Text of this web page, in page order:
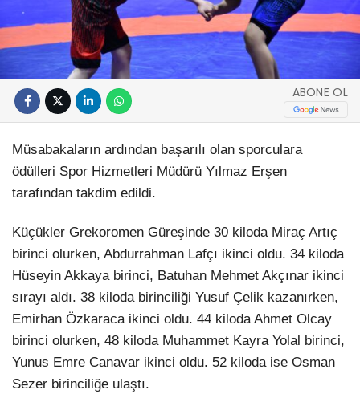
ABONE OL
Müsabakaların ardından başarılı olan sporculara
ödülleri Spor Hizmetleri Müdürü Yılmaz Erşen
tarafından takdim edildi.
Küçükler Grekoromen Güreşinde 30 kiloda Miraç Artıç
birinci olurken, Abdurrahman Lafçı ikinci oldu. 34 kiloda
Hüseyin Akkaya birinci, Batuhan Mehmet Akçınar ikinci
sırayı aldı. 38 kiloda birinciliği Yusuf Çelik kazanırken,
Emirhan Özkaraca ikinci oldu. 44 kiloda Ahmet Olcay
birinci olurken, 48 kiloda Muhammet Kayra Yolal birinci,
Yunus Emre Canavar ikinci oldu. 52 kiloda ise Osman
Sezer birinciliğe ulaştı.